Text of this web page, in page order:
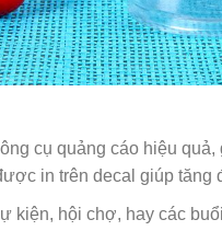
cụ quảng cáo hiệu
in trên decal giúp
kiện, hội chợ, hay các